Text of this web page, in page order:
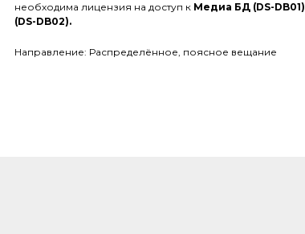
необходима лицензия на доступ к Медиа БД (DS-DB01)
(DS-DB02).
Направление: Распределённое, поясное вещание